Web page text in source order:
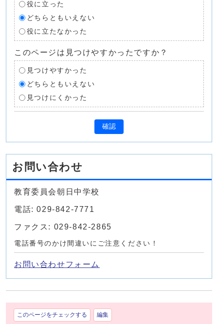
役に立った
どちらともいえない
役に立たなかった
このページは見つけやすかったですか？
見つけやすかった
どちらともいえない
見つけにくかった
確認
お問い合わせ
教育委員会朝日中学校
電話: 029-842-7771
ファクス: 029-842-2865
電話番号のかけ間違いにご注意ください！
お問い合わせフォーム
このページをチェックする 編集